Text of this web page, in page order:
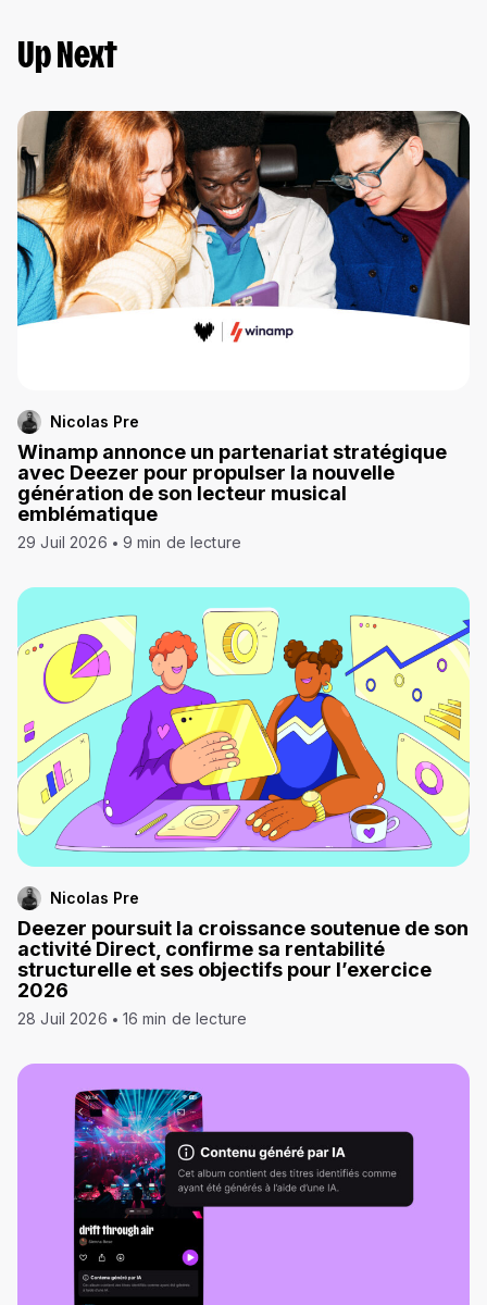
Up Next
Nicolas Pre
Winamp annonce un partenariat stratégique
avec Deezer pour propulser la nouvelle
génération de son lecteur musical
emblématique
29 Juil 2026 9 min de lecture
Nicolas Pre
Deezer poursuit la croissance soutenue de son
activité Direct, confirme sa rentabilité
structurelle et ses objectifs pour l’exercice
2026
28 Juil 2026 16 min de lecture